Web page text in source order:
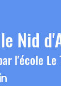
Nid
l'école Le